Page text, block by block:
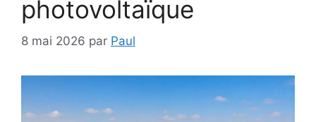
photovoltaïque
8 mai 2026 par Paul